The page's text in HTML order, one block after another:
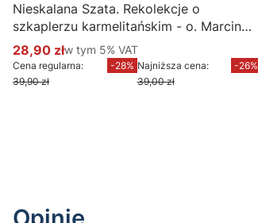
Nieskalana Szata. Rekolekcje o
szkaplerzu karmelitańskim - o. Marcin
Ciechanowski
Cena promocyjna brutto
28,90 złw tym %s VAT
w tym 5% VAT
Cena regularna:
39,90 zł
-28% Najniższa cena:
39,00 zł
-26%